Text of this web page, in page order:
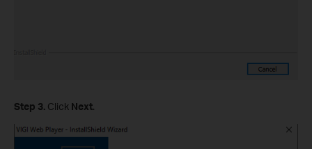
Step 3. Click Next.